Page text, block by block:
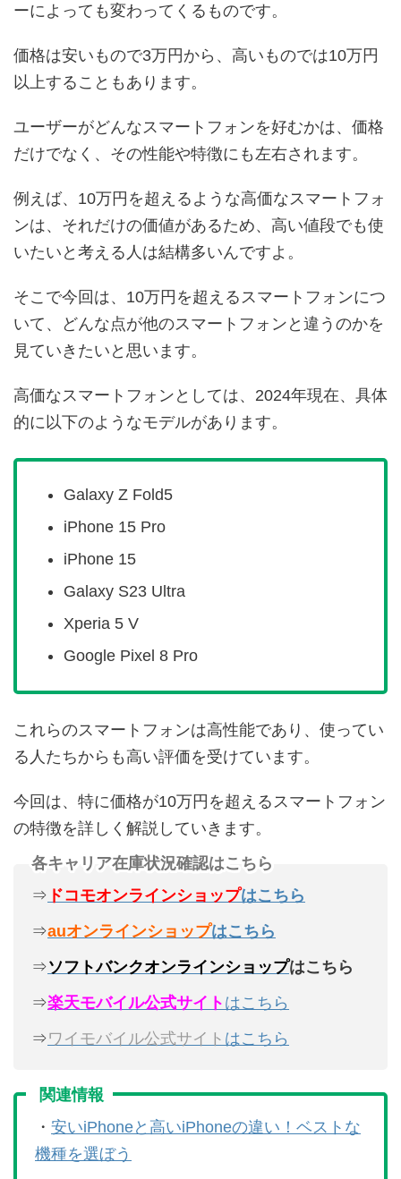
ーによっても変わってくるものです。
価格は安いもので3万円から、高いものでは10万円
以上することもあります。
ユーザーがどんなスマートフォンを好むかは、価格
だけでなく、その性能や特徴にも左右されます。
例えば、10万円を超えるような高価なスマートフォ
ンは、それだけの価値があるため、高い値段でも使
いたいと考える人は結構多いんですよ。
そこで今回は、10万円を超えるスマートフォンにつ
いて、どんな点が他のスマートフォンと違うのかを
見ていきたいと思います。
高価なスマートフォンとしては、2024年現在、具体
的に以下のようなモデルがあります。
Galaxy Z Fold5
iPhone 15 Pro
iPhone 15
Galaxy S23 Ultra
Xperia 5 V
Google Pixel 8 Pro
これらのスマートフォンは高性能であり、使ってい
る人たちからも高い評価を受けています。
今回は、特に価格が10万円を超えるスマートフォン
の特徴を詳しく解説していきます。
各キャリア在庫状況確認はこちら
⇒ ドコモオンラインショップはこちら
⇒auオンラインショップはこちら
⇒ソフトバンクオンラインショップはこちら
⇒楽天モバイル公式サイト はこちら
⇒ワイモバイル公式サイト はこちら
関連情報
・ 安いiPhoneと高いiPhoneの違い！ベストな
機種を選ぼう